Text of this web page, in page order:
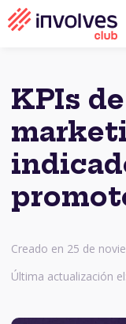
KPIs
Creado en 25 de
Última actualización